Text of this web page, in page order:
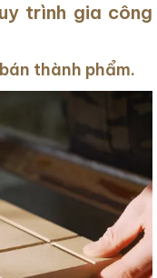
trình gia công
thành phẩm.